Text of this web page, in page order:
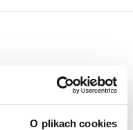
O plikach cookies